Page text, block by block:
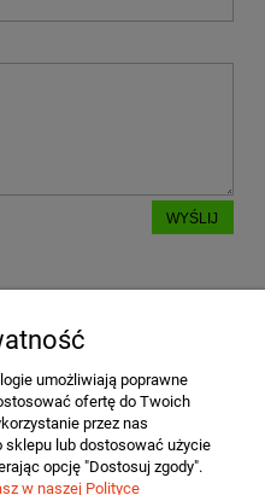
WYŚLIJ
umożliwiają poprawne
ofertę do Twoich
przez nas
lub dostosować użycie
opcję "Dostosuj zgody".
w naszej Polityce